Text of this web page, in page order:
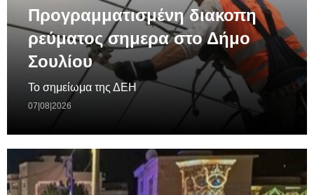
Προγραμματισμένη διακοπη
ρεύματος σημερα στο Δήμο
Σουλίου
Το σημείωμα της ΔΕΗ
07|08|2026